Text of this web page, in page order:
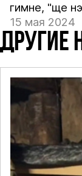
гимне, "ще
15 мая 2024
ДРУГИЕ